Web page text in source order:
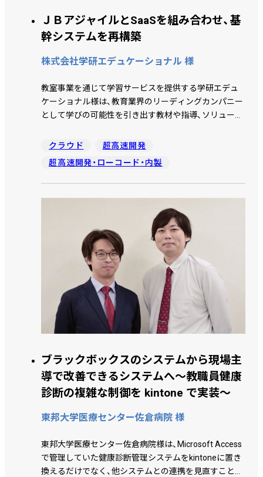
ＪＢアジャイルとSaaSを組み合わせ、基
幹システムを再構築
株式会社学研エデュケーショナル 様
教室事業を通じて学習サービスを提供する学研エデュ
ケーショナル様は、教育業界のリーディングカンパニー
として学びの可能性を引き出す教材や指導、ソリューシ
ていた各システムを統合し、新たに構築した基幹システ
原光一氏、中嶋優美氏に話を伺いました。
クラウド
超高速開発
超高速開発・ローコード・内製
ブラックボックスのシステムから現場主
導で改善できるシステムへ～教職員健康
診断の複雑な制御を kintone で実装～
東邦大学医療センター佐倉病院 様
東邦大学医療センター佐倉病院様は、Microsoft Access
で管理していた健康診断管理システムをkintoneに置き
換えるだけでなく、他システムとの連携を見直すことで